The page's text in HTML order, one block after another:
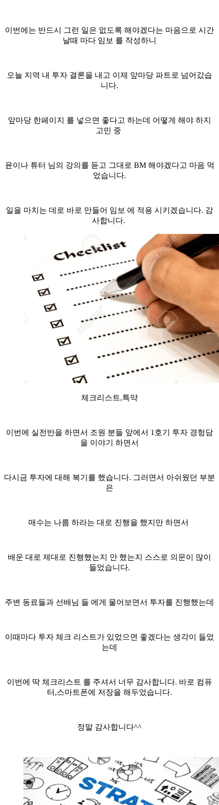
이번에는 반드시 그런 일은 없도록 해야겠다는 마음으로 시간
날때 마다 임보 를 작성하니
오늘 지역 내 투자 결론을 내고 이제 앞마당 파트로 넘어갔습
니다.
앞마당 한페이지 를 넣으면 좋다고 하는데 어떻게 해야 하지
고민 중
윤이나 튜터 님의 강의를 듣고 그대로 BM 해야겠다고 마음 먹
었습니다.
일을 마치는 데로 바로 만들어 임보 에 적용 시키겠습니다. 감
사합니다.
체크리스트,특약
이번에 실전반을 하면서 조원 분들 앞에서 1호기 투자 경헝담
을 이야기 하면서
다시금 투자에 대해 복기를 했습니다. 그러면서 아쉬웠던 부분
은
매수는 나름 하라는 대로 진행을 했지만 하면서
배운 대로 제대로 진행했는지 안 했는지 스스로 의문이 많이
들었습니다.
주변 동료들과 선배님 들 에게 물어보면서 투자를 진행했는데
이때마다 투자 체크 리스트가 있었으면 좋겠다는 생각이 들었
는데
이번에 딱 체크리스트 를 주셔서 너무 감사합니다. 바로 컴퓨
터,스마트폰에 저장을 해두었습니다.
정말 감사합니다^^